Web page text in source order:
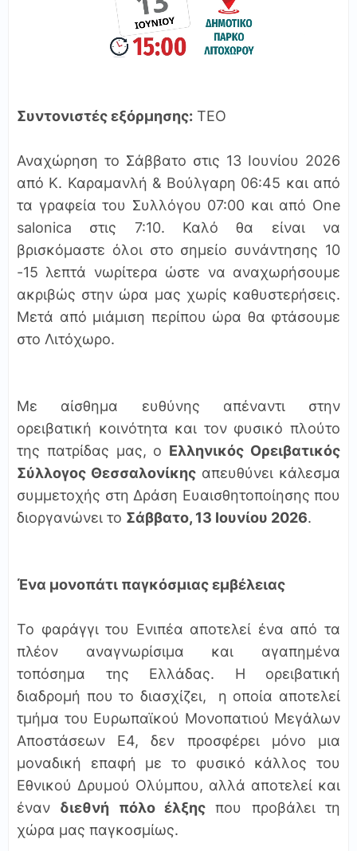
Συντονιστές εξόρμησης: ΤΕΟ
Αναχώρηση το Σάββατο στις 13 Ιουνίου 2026
από Κ. Καραμανλή & Βούλγαρη 06:45 και από
τα γραφεία του Συλλόγου 07:00 και από One
salonica στις 7:10. Καλό θα είναι να
βρισκόμαστε όλοι στο σημείο συνάντησης 10
-15 λεπτά νωρίτερα ώστε να αναχωρήσουμε
ακριβώς στην ώρα μας χωρίς καθυστερήσεις.
Μετά από μιάμιση περίπου ώρα θα φτάσουμε
στο Λιτόχωρο.
Με αίσθημα ευθύνης απέναντι στην
ορειβατική κοινότητα και τον φυσικό πλούτο
της πατρίδας μας, ο Ελληνικός Ορειβατικός
Σύλλογος Θεσσαλονίκης απευθύνει κάλεσμα
συμμετοχής στη Δράση Ευαισθητοποίησης που
διοργανώνει το Σάββατο, 13 Ιουνίου 2026.
Ένα μονοπάτι παγκόσμιας εμβέλειας
Το φαράγγι του Ενιπέα αποτελεί ένα από τα
πλέον αναγνωρίσιμα και αγαπημένα
τοπόσημα της Ελλάδας. Η ορειβατική
διαδρομή που το διασχίζει, η οποία αποτελεί
τμήμα του Ευρωπαϊκού Μονοπατιού Μεγάλων
Αποστάσεων Ε4, δεν προσφέρει μόνο μια
μοναδική επαφή με το φυσικό κάλλος του
Εθνικού Δρυμού Ολύμπου, αλλά αποτελεί και
έναν διεθνή πόλο έλξης που προβάλει τη
χώρα μας παγκοσμίως.